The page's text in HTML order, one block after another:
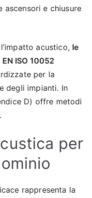
ascensori e chiusure
acustico, le
ISO 10052
per la
degli impianti. In
D) offre metodi
per
rappresenta la